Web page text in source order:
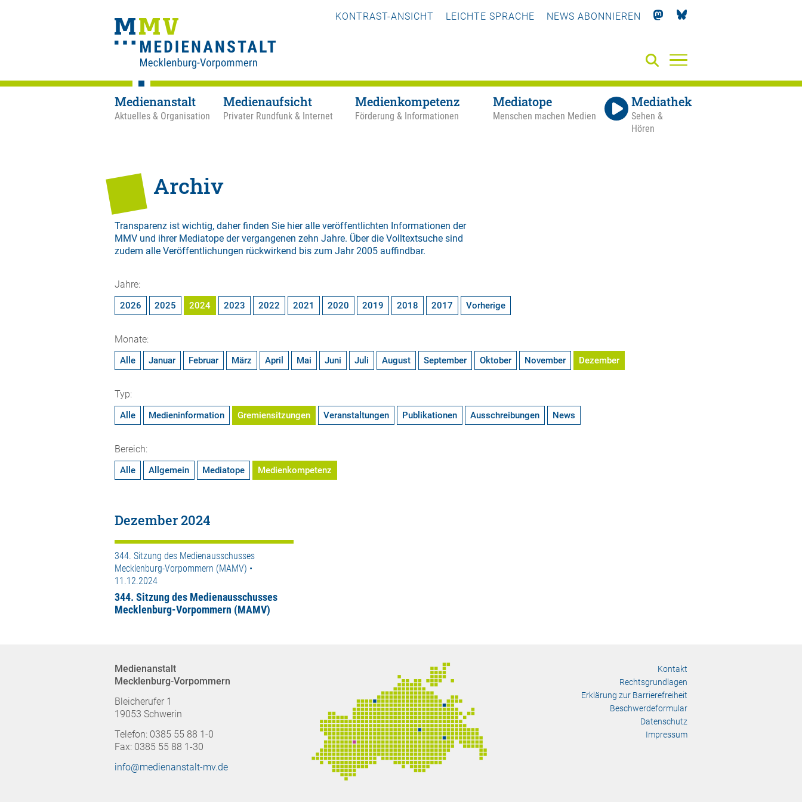
KONTRAST-ANSICHT LEICHTE SPRACHE NEWS ABONNIEREN
Medienanstalt
Aktuelles & Organisation
Medienaufsicht
Privater Rundfunk & Internet
Medienkompetenz
Förderung & Informationen
Mediatope
Menschen machen Medien
Mediathek
Sehen &
Hören
Archiv
Transparenz ist wichtig, daher finden Sie hier alle veröffentlichten Informationen der
MMV und ihrer Mediatope der vergangenen zehn Jahre. Über die Volltextsuche sind
zudem alle Veröffentlichungen rückwirkend bis zum Jahr 2005 auffindbar.
Jahre:
2026 2025 2024 2023 2022 2021 2020 2019 2018 2017 Vorherige
Monate:
Alle Januar Februar März April Mai Juni Juli August September Oktober November Dezember
Typ:
Alle Medieninformation Gremiensitzungen Veranstaltungen Publikationen Ausschreibungen News
Bereich:
Alle Allgemein Mediatope Medienkompetenz
Dezember 2024
344. Sitzung des Medienausschusses
Mecklenburg-Vorpommern (MAMV) •
11.12.2024
344. Sitzung des Medienausschusses
Mecklenburg-Vorpommern (MAMV)
Medienanstalt
Mecklenburg-Vorpommern
Bleicherufer 1
19053 Schwerin
Telefon: 0385 55 88 1-0
Fax: 0385 55 88 1-30
info@medienanstalt-mv.de
Kontakt
Rechtsgrundlagen
Erklärung zur Barrierefreiheit
Beschwerdeformular
Datenschutz
Impressum